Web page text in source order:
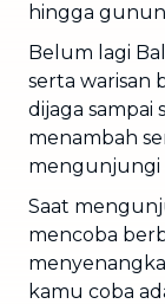
hingga
Belum lagi
serta warisan
dijaga sampai
menambah
mengunjungi
Saat
mencoba
kamu coba